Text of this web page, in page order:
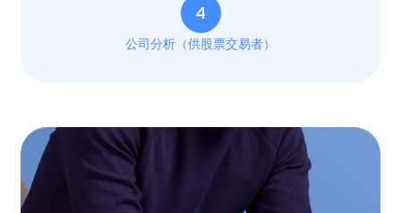
4
公司分析（供股票交易者）